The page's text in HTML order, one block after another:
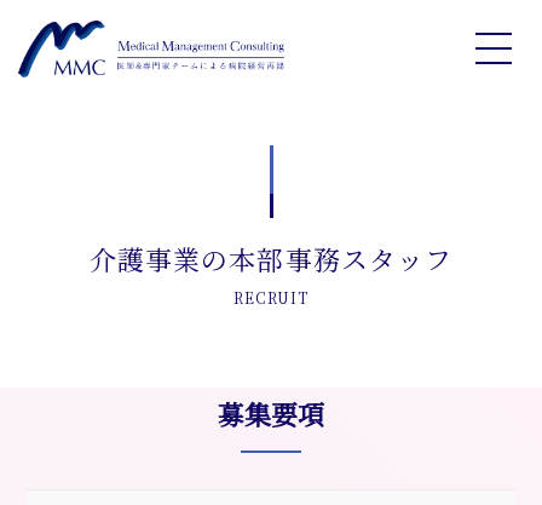
介護事業の本部事務スタッフ
RECRUIT
募集要項